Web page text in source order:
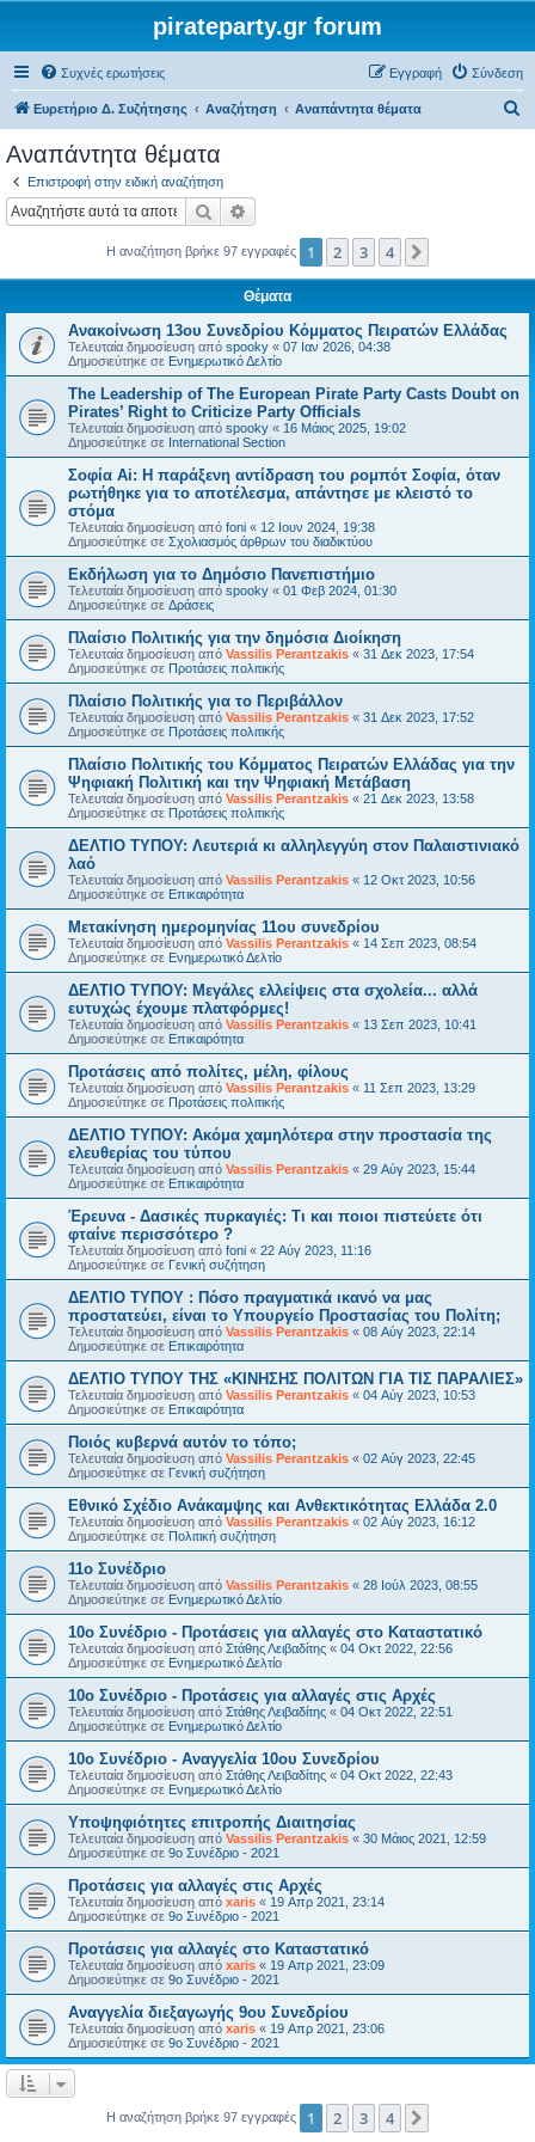
pirateparty.gr forum
Συχνές ερωτήσεις Σύνδεση
Εγγραφή
Ευρετήριο Δ. Συζήτησης Αναζήτηση Αναπάντητα θέματα
η
Αναπάντητα θέματα
Επιστροφή στην ειδική αναζήτηση
Αναζήτηση
Η αναζήτηση βρήκε 97 εγγραφές 1 2 3 4
Θέματα
Ανακοίνωση 13ου Συνεδρίου Κόμματος Πειρατών Ελλάδας
Τελευταία δημοσίευση από spooky « 07 Ιαν 2026, 04:38
Δημοσιεύτηκε σε Ενημερωτικό Δελτίο
The Leadership of The European Pirate Party Casts Doubt on
Pirates’ Right to Criticize Party Officials
Τελευταία δημοσίευση από spooky « 16 Μάιος 2025, 19:02
Δημοσιεύτηκε σε International Section
Σοφία Ai: Η παράξενη αντίδραση του ρομπότ Σοφία, όταν
ρωτήθηκε για το αποτέλεσμα, απάντησε με κλειστό το
στόμα
Τελευταία δημοσίευση από foni « 12 Ιουν 2024, 19:38
Δημοσιεύτηκε σε Σχολιασμός άρθρων του διαδικτύου
Εκδήλωση για το Δημόσιο Πανεπιστήμιο
Τελευταία δημοσίευση από spooky « 01 Φεβ 2024, 01:30
Δημοσιεύτηκε σε Δράσεις
Πλαίσιο Πολιτικής για την δημόσια Διοίκηση
Τελευταία δημοσίευση από Vassilis Perantzakis « 31 Δεκ 2023, 17:54
Δημοσιεύτηκε σε Προτάσεις πολιτικής
Πλαίσιο Πολιτικής για το Περιβάλλον
Τελευταία δημοσίευση από Vassilis Perantzakis « 31 Δεκ 2023, 17:52
Δημοσιεύτηκε σε Προτάσεις πολιτικής
Πλαίσιο Πολιτικής του Κόμματος Πειρατών Ελλάδας για την
Ψηφιακή Πολιτική και την Ψηφιακή Μετάβαση
Τελευταία δημοσίευση από Vassilis Perantzakis « 21 Δεκ 2023, 13:58
Δημοσιεύτηκε σε Προτάσεις πολιτικής
ΔΕΛΤΙΟ ΤΥΠΟΥ: Λευτεριά κι αλληλεγγύη στον Παλαιστινιακό
λαό
Τελευταία δημοσίευση από Vassilis Perantzakis « 12 Οκτ 2023, 10:56
Δημοσιεύτηκε σε Επικαιρότητα
Μετακίνηση ημερομηνίας 11ου συνεδρίου
Τελευταία δημοσίευση από Vassilis Perantzakis « 14 Σεπ 2023, 08:54
Δημοσιεύτηκε σε Ενημερωτικό Δελτίο
ΔΕΛΤΙΟ ΤΥΠΟΥ: Μεγάλες ελλείψεις στα σχολεία... αλλά
ευτυχώς έχουμε πλατφόρμες!
Τελευταία δημοσίευση από Vassilis Perantzakis « 13 Σεπ 2023, 10:41
Δημοσιεύτηκε σε Επικαιρότητα
Προτάσεις από πολίτες, μέλη, φίλους
Τελευταία δημοσίευση από Vassilis Perantzakis « 11 Σεπ 2023, 13:29
Δημοσιεύτηκε σε Προτάσεις πολιτικής
ΔΕΛΤΙΟ ΤΥΠΟΥ: Ακόμα χαμηλότερα στην προστασία της
ελευθερίας του τύπου
Τελευταία δημοσίευση από Vassilis Perantzakis « 29 Αύγ 2023, 15:44
Δημοσιεύτηκε σε Επικαιρότητα
Έρευνα - Δασικές πυρκαγιές: Τι και ποιοι πιστεύετε ότι
φταίνε περισσότερο ?
Τελευταία δημοσίευση από foni « 22 Αύγ 2023, 11:16
Δημοσιεύτηκε σε Γενική συζήτηση
ΔΕΛΤΙΟ ΤΥΠΟΥ : Πόσο πραγματικά ικανό να μας
προστατεύει, είναι το Υπουργείο Προστασίας του Πολίτη;
Τελευταία δημοσίευση από Vassilis Perantzakis « 08 Αύγ 2023, 22:14
Δημοσιεύτηκε σε Επικαιρότητα
ΔΕΛΤΙΟ ΤΥΠΟΥ ΤΗΣ «ΚΙΝΗΣΗΣ ΠΟΛΙΤΩΝ ΓΙΑ ΤΙΣ ΠΑΡΑΛΙΕΣ»
Τελευταία δημοσίευση από Vassilis Perantzakis « 04 Αύγ 2023, 10:53
Δημοσιεύτηκε σε Επικαιρότητα
Ποιός κυβερνά αυτόν το τόπο;
Τελευταία δημοσίευση από Vassilis Perantzakis « 02 Αύγ 2023, 22:45
Δημοσιεύτηκε σε Γενική συζήτηση
Eθνικό Σχέδιο Ανάκαμψης και Ανθεκτικότητας Ελλάδα 2.0
Τελευταία δημοσίευση από Vassilis Perantzakis « 02 Αύγ 2023, 16:12
Δημοσιεύτηκε σε Πολιτική συζήτηση
11o Συνέδριο
Τελευταία δημοσίευση από Vassilis Perantzakis « 28 Ιούλ 2023, 08:55
Δημοσιεύτηκε σε Ενημερωτικό Δελτίο
10ο Συνέδριο - Προτάσεις για αλλαγές στο Καταστατικό
Τελευταία δημοσίευση από Στάθης Λειβαδίτης « 04 Οκτ 2022, 22:56
Δημοσιεύτηκε σε Ενημερωτικό Δελτίο
10ο Συνέδριο - Προτάσεις για αλλαγές στις Αρχές
Τελευταία δημοσίευση από Στάθης Λειβαδίτης « 04 Οκτ 2022, 22:51
Δημοσιεύτηκε σε Ενημερωτικό Δελτίο
10ο Συνέδριο - Αναγγελία 10ου Συνεδρίου
Τελευταία δημοσίευση από Στάθης Λειβαδίτης « 04 Οκτ 2022, 22:43
Δημοσιεύτηκε σε Ενημερωτικό Δελτίο
Υποψηφιότητες επιτροπής Διαιτησίας
Τελευταία δημοσίευση από Vassilis Perantzakis « 30 Μάιος 2021, 12:59
Δημοσιεύτηκε σε 9ο Συνέδριο - 2021
Προτάσεις για αλλαγές στις Αρχές
Τελευταία δημοσίευση από xaris « 19 Απρ 2021, 23:14
Δημοσιεύτηκε σε 9ο Συνέδριο - 2021
Προτάσεις για αλλαγές στο Καταστατικό
Τελευταία δημοσίευση από xaris « 19 Απρ 2021, 23:09
Δημοσιεύτηκε σε 9ο Συνέδριο - 2021
Αναγγελία διεξαγωγής 9ου Συνεδρίου
Τελευταία δημοσίευση από xaris « 19 Απρ 2021, 23:06
Δημοσιεύτηκε σε 9ο Συνέδριο - 2021
Η αναζήτηση βρήκε 97 εγγραφές 1 2 3 4